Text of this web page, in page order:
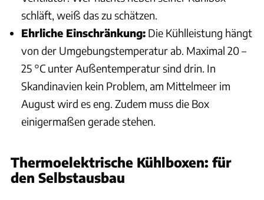
schläft, weiß das zu schätzen.
Ehrliche Einschränkung: Die Kühlleistung hängt
von der Umgebungstemperatur ab. Maximal 20 –
25 °C unter Außentemperatur sind drin. In
Skandinavien kein Problem, am Mittelmeer im
August wird es eng. Zudem muss die Box
einigermaßen gerade stehen.
Thermoelektrische Kühlboxen: für
den Selbstausbau